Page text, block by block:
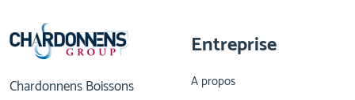
Chardonnens Boissons
Entreprise
A propos